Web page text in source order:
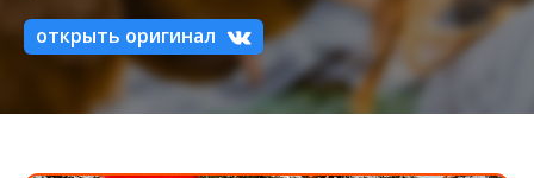
открыть оригинал